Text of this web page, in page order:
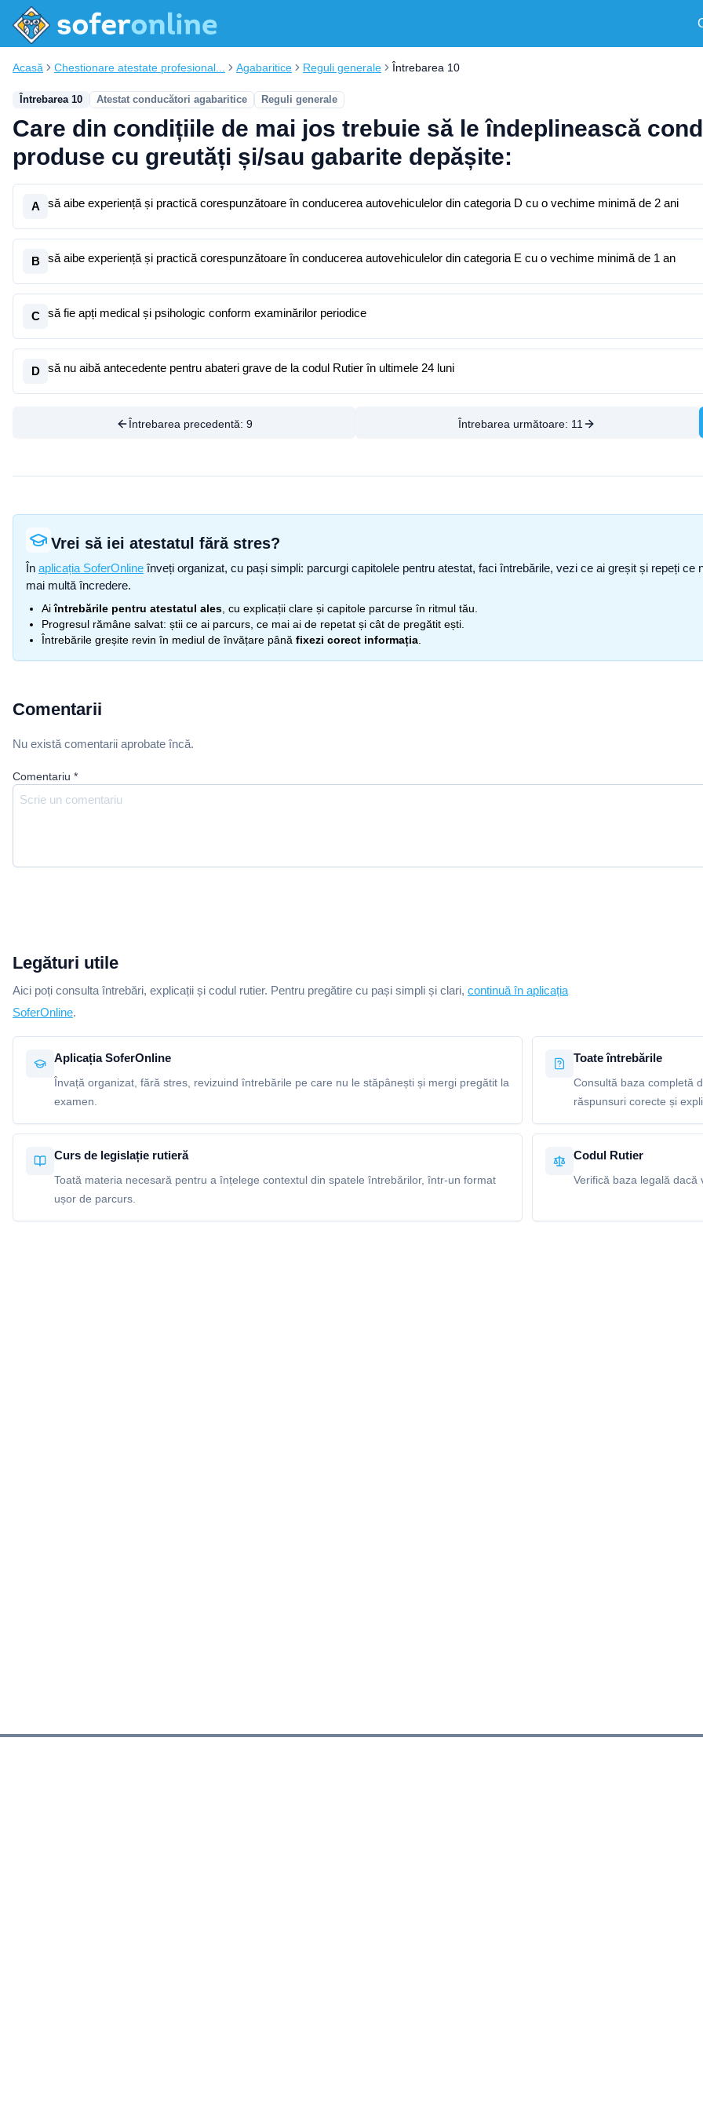
Acasă Chestionare atestate profesional... Agabaritice Reguli generale Întrebarea 10
Întrebarea 10 Atestat conducători agabaritice Reguli generale
Care din condițiile de mai jos trebuie să le îndeplinească
produse cu greutăți și/sau gabarite depășite:
A să aibe experiență și practică corespunzătoare în conducerea autovehiculelor din categoria D cu o vechime minimă de 2 ani
B să aibe experiență și practică corespunzătoare în conducerea autovehiculelor din categoria E cu o vechime minimă de 1 an
C să fie apți medical și psihologic conform examinărilor periodice
D să nu aibă antecedente pentru abateri grave de la codul Rutier în ultimele 24 luni
Întrebarea precedentă: 9 Întrebarea următoare: 11
Vrei să iei atestatul fără stres?
În aplicația SoferOnline înveți organizat, cu pași simpli: parcurgi capitolele pentru atestat, faci întrebările, vezi ce ai greșit și repeți
mai multă încredere.
Aiîntrebările pentru atestatul ales , cu explicații clare și capitole parcurse în ritmul tău.
Progresul rămâne salvat: știi ce ai parcurs, ce mai ai de repetat și cât de pregătit ești.
Întrebările greșite revin în mediul de învățare până fixezi corect informația
Comentarii
Nu există comentarii aprobate încă.
Comentariu *
Legături utile
Aici poți consulta întrebări, explicații și codul rutier. Pentru pregătire cu pași simpli și clari, continuă în aplicația
SoferOnline.
Aplicația SoferOnline
Învață organizat, fără stres, revizuind întrebările pe care nu le stăpânești și mergi pregătit la
examen.
Toate întrebările
Consultă baza completă
răspunsuri corecte și
Curs de legislație rutieră
Toată materia necesară pentru a înțelege contextul din spatele întrebărilor, într-un format
ușor de parcurs.
Codul Rutier
Verifică baza legală dacă